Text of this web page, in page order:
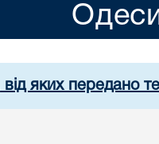
від яких передано